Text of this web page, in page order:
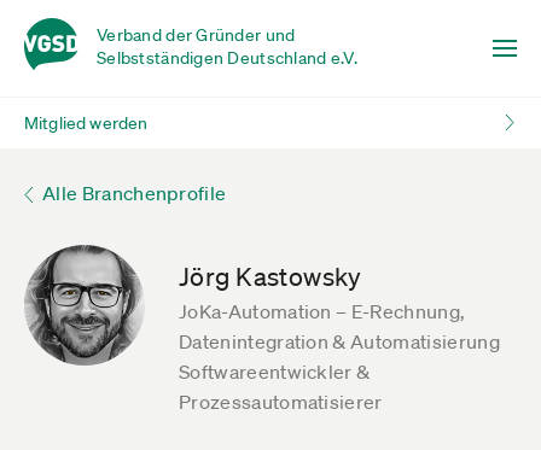
Verband der Gründer und
Selbstständigen Deutschland e.V.
Mitglied werden
Alle Branchenprofile
Jörg Kastowsky
JoKa-Automation – E-Rechnung,
Datenintegration & Automatisierung
Softwareentwickler &
Prozessautomatisierer